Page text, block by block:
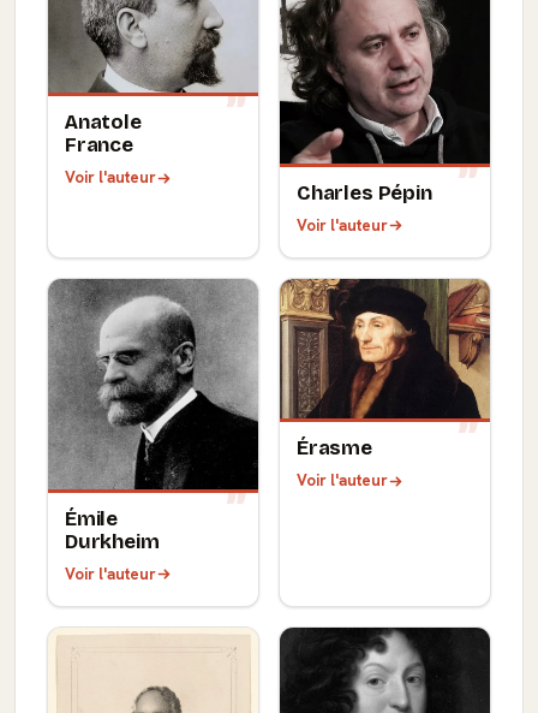
Anatole
France
Voir l'auteur
Charles Pépin
Voir l'auteur
Émile
Durkheim
Voir l'auteur
Érasme
Voir l'auteur